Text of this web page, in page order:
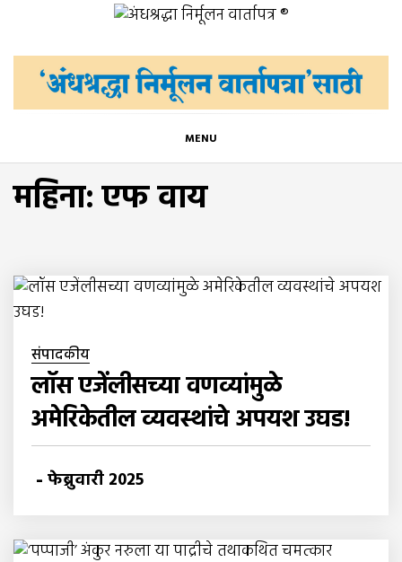
content
अंधश्रद्धा निर्मूलन वार्तापत्र ®
MENU
महिना:एफ वाय
संपादकीय
लॉस एजेंलीसच्या वणव्यांमुळे
अमेरिकेतील व्यवस्थांचे अपयश उघड!
- फेब्रुवारी 2025